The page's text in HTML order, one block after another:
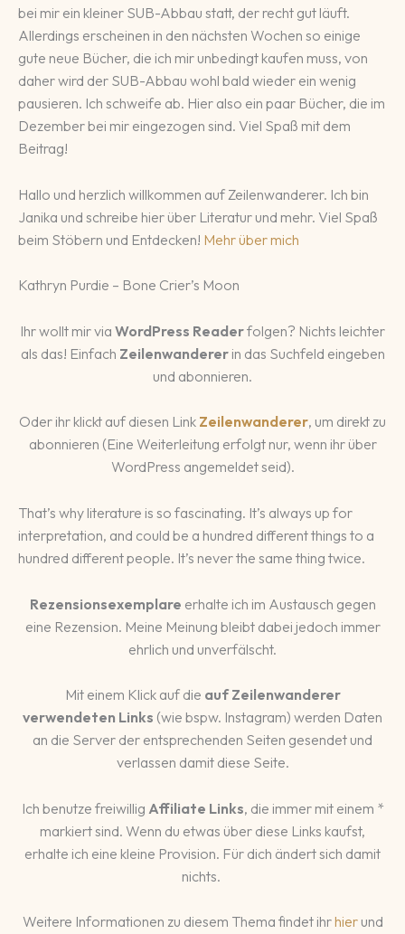
bei mir ein kleiner SUB-Abbau statt, der recht gut läuft.
Allerdings erscheinen in den nächsten Wochen so einige
gute neue Bücher, die ich mir unbedingt kaufen muss, von
daher wird der SUB-Abbau wohl bald wieder ein wenig
pausieren. Ich schweife ab. Hier also ein paar Bücher, die im
Dezember bei mir eingezogen sind. Viel Spaß mit dem
Beitrag!
Hallo und herzlich willkommen auf Zeilenwanderer. Ich bin
Janika und schreibe hier über Literatur und mehr. Viel Spaß
beim Stöbern und Entdecken! Mehr über mich
Kathryn Purdie – Bone Crier’s Moon
Ihr wollt mir via WordPress Readerfolgen? Nichts leichter
als das! Einfach Zeilenwandererin das Suchfeld eingeben
und abonnieren.
Oder ihr klickt auf diesen Link Zeilenwanderer, um direkt zu
abonnieren (Eine Weiterleitung erfolgt nur, wenn ihr über
WordPress angemeldet seid).
That’s why literature is so fascinating. It’s always up for
interpretation, and could be a hundred different things to a
hundred different people. It’s never the same thing twice.
Rezensionsexemplare erhalte ich im Austausch gegen
eine Rezension. Meine Meinung bleibt dabei jedoch immer
ehrlich und unverfälscht.
Mit einem Klick auf die auf Zeilenwanderer
verwendeten Links (wie bspw. Instagram) werden Daten
an die Server der entsprechenden Seiten gesendet und
verlassen damit diese Seite.
Ich benutze freiwillig Affiliate Links, die immer mit einem *
markiert sind. Wenn du etwas über diese Links kaufst,
erhalte ich eine kleine Provision. Für dich ändert sich damit
nichts.
Weitere Informationen zu diesem Thema findet ihrhierund